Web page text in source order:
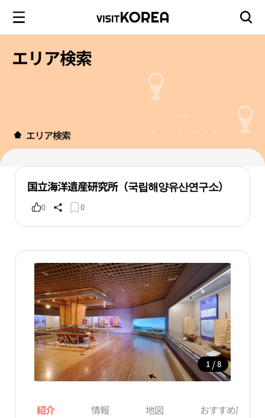
エリア検索
エリア検索
国立海洋遺産研究所（국립해양유산연구소）
0 0
1 / 8
紹介 情報 地図 おすすめ周辺